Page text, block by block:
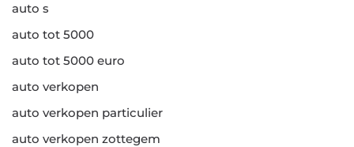
auto s
auto tot 5000
auto tot 5000 euro
auto verkopen
auto verkopen particulier
auto verkopen zottegem